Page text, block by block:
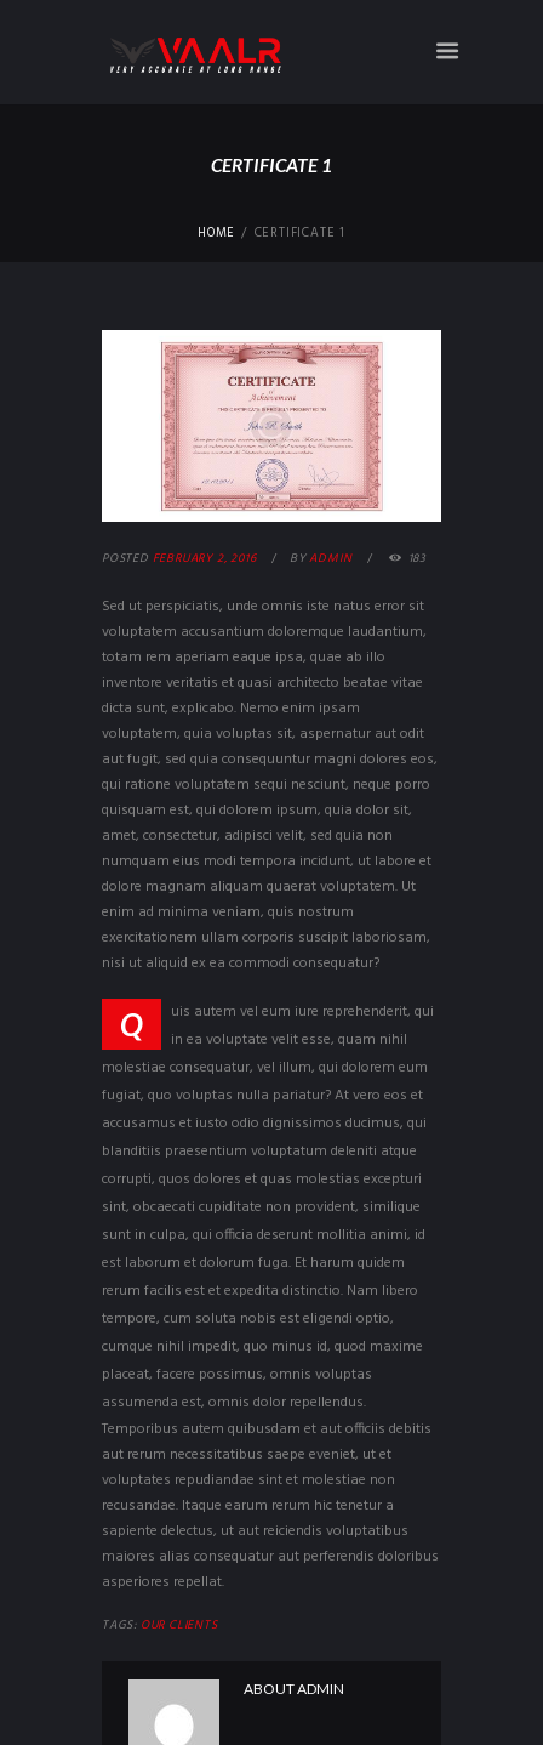
CERTIFICATE 1
HOME CERTIFICATE 1
POSTED FEBRUARY 2, 2016 BYADMIN 183
Sed ut perspiciatis, unde omnis iste natus error sit
voluptatem accusantium doloremque laudantium,
totam rem aperiam eaque ipsa, quae ab illo
inventore veritatis et quasi architecto beatae vitae
dicta sunt, explicabo. Nemo enim ipsam
voluptatem, quia voluptas sit, aspernatur aut odit
aut fugit, sed quia consequuntur magni dolores eos,
qui ratione voluptatem sequi nesciunt, neque porro
quisquam est, qui dolorem ipsum, quia dolor sit,
amet, consectetur, adipisci velit, sed quia non
numquam eius modi tempora incidunt, ut labore et
dolore magnam aliquam quaerat voluptatem. Ut
enim ad minima veniam, quis nostrum
exercitationem ullam corporis suscipit laboriosam,
nisi ut aliquid ex ea commodi consequatur?
Q
uis autem vel eum iure reprehenderit, qui
in ea voluptate velit esse, quam nihil
molestiae consequatur, vel illum, qui dolorem eum
fugiat, quo voluptas nulla pariatur? At vero eos et
accusamus et iusto odio dignissimos ducimus, qui
blanditiis praesentium voluptatum deleniti atque
corrupti, quos dolores et quas molestias excepturi
sint, obcaecati cupiditate non provident, similique
sunt in culpa, qui officia deserunt mollitia animi, id
est laborum et dolorum fuga. Et harum quidem
rerum facilis est et expedita distinctio. Nam libero
tempore, cum soluta nobis est eligendi optio,
cumque nihil impedit, quo minus id, quod maxime
placeat, facere possimus, omnis voluptas
assumenda est, omnis dolor repellendus.
Temporibus autem quibusdam et aut officiis debitis
aut rerum necessitatibus saepe eveniet, ut et
voluptates repudiandae sint et molestiae non
recusandae. Itaque earum rerum hic tenetur a
sapiente delectus, ut aut reiciendis voluptatibus
maiores alias consequatur aut perferendis doloribus
asperiores repellat.
TAGS: OUR CLIENTS
ABOUTADMIN